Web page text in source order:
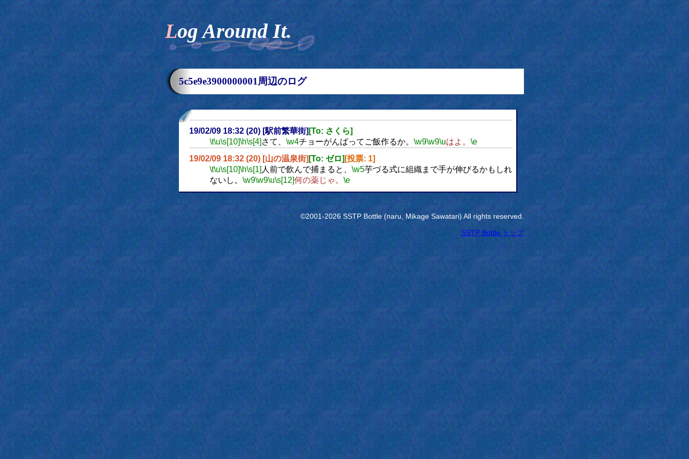
Log Around It.
5c5e9e3900000001周辺のログ
19/02/09 18:32 (20) [駅前繁華街] [To: さくら]
\t\u\s[10]\h\s[4] さて、 \w4チョーがんばってご飯作るか。 \w9\w9\uはよ。 \e
19/02/09 18:32 (20) [山の温泉街] [To: ゼロ] [投票: 1]
\t\u\s[10]\h\s[1] 人前で飲んで捕まると、 \w5芋づる式に組織まで手が伸びるかもしれ
ないし。 \w9\w9\u\s[12]何の薬じゃ。 \e
©2001-2026 SSTP Bottle (naru, Mikage Sawatari) All rights reserved.
SSTP Bottle トップ